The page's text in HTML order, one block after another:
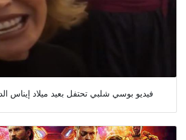
فيديو بوسي شلبي تحتفل بعيد ميلاد إيناس